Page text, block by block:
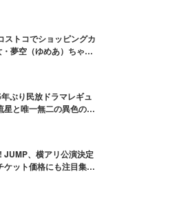
ストコでショッピングカ
夢空（ゆめあ）ちゃん
る」の声
ぶり民放ドラマレギュ
星と唯一無二の異色のバ
、横アリ公演決定
ケット価格にも注目集ま